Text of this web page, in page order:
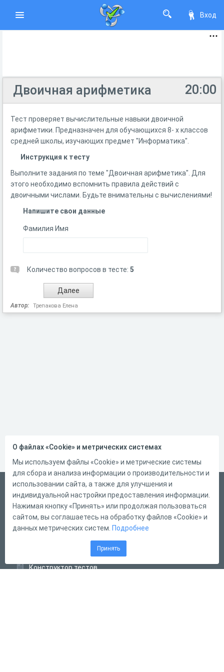
Вход
20:00
Двоичная арифметика
Тест проверяет вычислительные навыки двоичной
арифметики. Предназначен для обучающихся 8- х классов
средней школы, изучающих предмет "Информатика".
Инструкция к тесту
Выполните задания по теме "Двоичная арифметика". Для
этого необходимо вспомнить правила действий с
двоичными числами. Будьте внимательны с вычислениями!
Напишите свои данные
Фамилия Имя
Количество вопросов в тесте: 5
Автор: Трепакова Елена
Русский
Справка
Форма обратной связи
Конструктор тестов
О файлах «Cookie» и метрических системах
Мы используем файлы «Cookie» и метрические системы
для сбора и анализа информации о производительности и
использовании сайта, а также для улучшения и
индивидуальной настройки предоставления информации.
Нажимая кнопку «Принять» или продолжая пользоваться
сайтом, вы соглашаетесь на обработку файлов «Cookie» и
данных метрических систем. Подробнее
Принять